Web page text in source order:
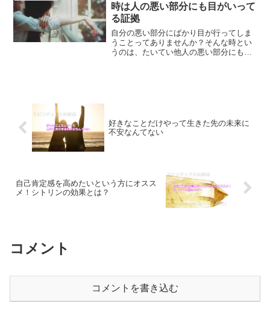
時は人の悪い部分にも目がいって
る証拠
自分の悪い部分にばかり目が行ってしま
うことってありませんか？そんな時とい
うのは、たいてい他人の悪い部分にも目
好きなことだけやって生きた先の未来に
不安なんてない
自己肯定感を高めたいという方にオスス
メ！シトリンの効果とは？
コメント
コメントを書き込む